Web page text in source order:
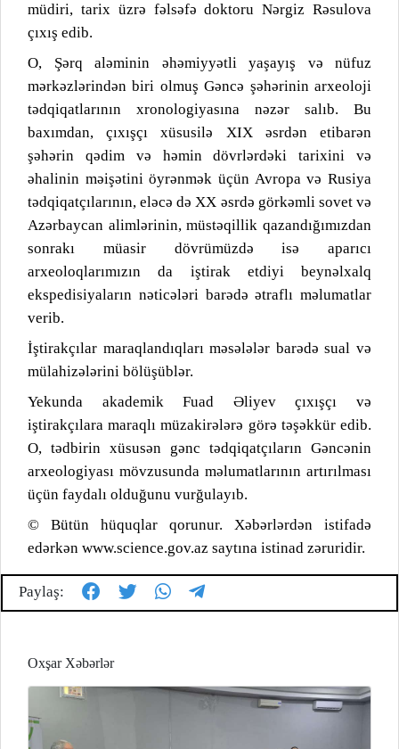
müdiri, tarix üzrə fəlsəfə doktoru Nərgiz Rəsulova
çıxış edib.
O, Şərq aləminin əhəmiyyətli yaşayış və nüfuz
mərkəzlərindən biri olmuş Gəncə şəhərinin arxeoloji
tədqiqatlarının xronologiyasına nəzər salıb. Bu
baxımdan, çıxışçı xüsusilə XIX əsrdən etibarən
şəhərin qədim və həmin dövrlərdəki tarixini və
əhalinin məişətini öyrənmək üçün Avropa və Rusiya
tədqiqatçılarının, eləcə də XX əsrdə görkəmli sovet və
Azərbaycan alimlərinin, müstəqillik qazandığımızdan
sonrakı müasir dövrümüzdə isə aparıcı
arxeoloqlarımızın da iştirak etdiyi beynəlxalq
ekspedisiyaların nəticələri barədə ətraflı məlumatlar
verib.
İştirakçılar maraqlandıqları məsələlər barədə sual və
mülahizələrini bölüşüblər.
Yekunda akademik Fuad Əliyev çıxışçı və
iştirakçılara maraqlı müzakirələrə görə təşəkkür edib.
O, tədbirin xüsusən gənc tədqiqatçıların Gəncənin
arxeologiyası mövzusunda məlumatlarının artırılması
üçün faydalı olduğunu vurğulayıb.
© Bütün hüquqlar qorunur. Xəbərlərdən istifadə
edərkən www.science.gov.az saytına istinad zəruridir.
Paylaş:
Oxşar Xəbərlər